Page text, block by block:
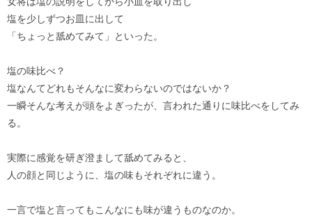
塩を少しずつお皿に出して
「ちょっと舐めてみて」といった。
塩の味比べ？
塩なんてどれもそんなに変わらないのではないか？
一瞬そんな考えが頭をよぎったが、言われた通りに味比べをしてみ
る。
実際に感覚を研ぎ澄まして舐めてみると、
人の顔と同じように、塩の味もそれぞれに違う。
一言で塩と言ってもこんなにも味が違うものなのか。